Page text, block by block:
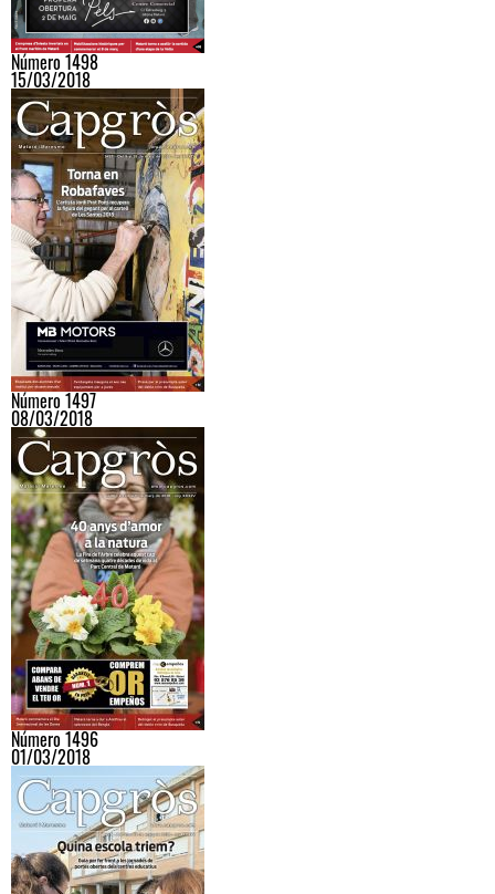
Número 1498
15/03/2018
Número 1497
08/03/2018
Número 1496
01/03/2018